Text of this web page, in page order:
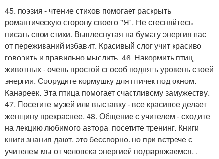
45. поэзия - чтение стихов помогает раскрыть
романтическую сторону своего "Я". Не стесняйтесь
писать свои стихи. Выплеснутая на бумагу энергия вас
от переживаний избавит. Красивый слог учит красиво
говорить и правильно мыслить. 46. Накормить птиц,
животных - очень простой способ поднять уровень своей
энергии. Соорудите кормушку для птичек под окном.
Канареек. Эта птица помогает счастливому замужеству.
47. Посетите музей или выставку - все красивое делает
женщину прекраснее. 48. Общение с учителем - сходите
на лекцию любимого автора, посетите тренинг. Книги
книги знания дают. это бесспорно. но при встрече с
учителем мы от человека энергией подзаряжаемся. .